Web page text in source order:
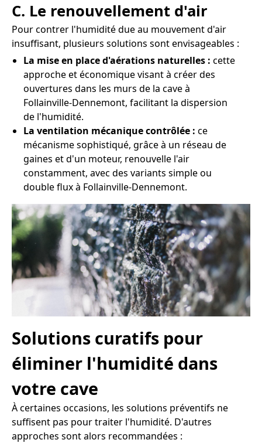
C. Le renouvellement d'air
Pour contrer l'humidité due au mouvement d'air
insuffisant, plusieurs solutions sont envisageables :
La mise en place d'aérations naturelles : cette
approche et économique visant à créer des
ouvertures dans les murs de la cave à
Follainville-Dennemont, facilitant la dispersion
de l'humidité.
La ventilation mécanique contrôlée : ce
mécanisme sophistiqué, grâce à un réseau de
gaines et d'un moteur, renouvelle l'air
constamment, avec des variants simple ou
double flux à Follainville-Dennemont.
Solutions curatifs pour
éliminer l'humidité dans
votre cave
À certaines occasions, les solutions préventifs ne
suffisent pas pour traiter l'humidité. D'autres
approches sont alors recommandées :